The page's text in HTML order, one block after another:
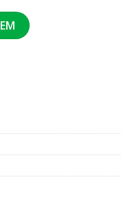
3/4" mennyiség